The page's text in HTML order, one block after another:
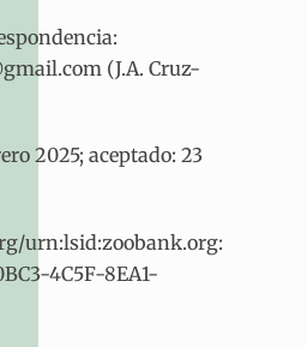
(J.A. Cruz-
2025; aceptado: 23
urn:lsid:zoobank.org:
4C5F-8EA1-